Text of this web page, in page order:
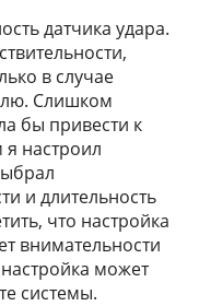
датчика удара.
в случае
Слишком
бы привести к
настроил
и длительность
что настройка
внимательности
может
системы.